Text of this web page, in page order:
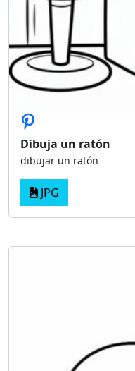
Dibuja un ratón
dibujar un ratón
JPG